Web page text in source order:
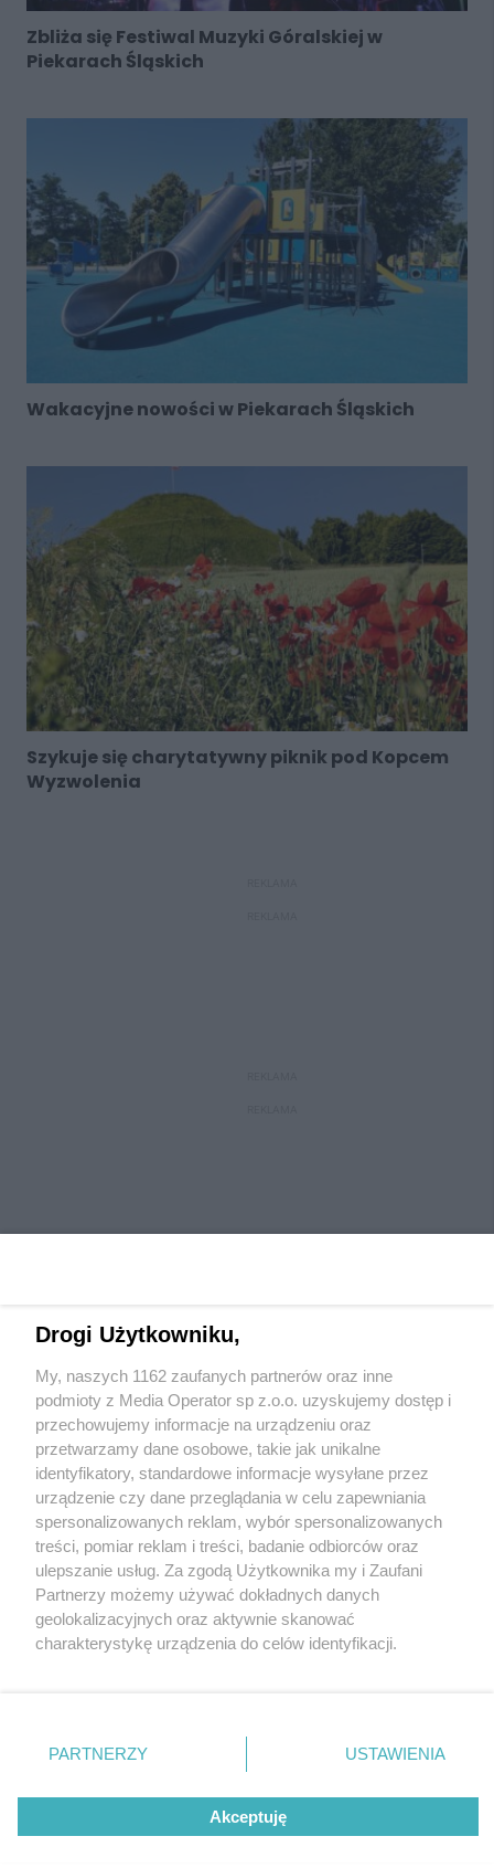
Zbliża się Festiwal Muzyki Góralskiej w
Piekarach Śląskich
Wakacyjne nowości w Piekarach Śląskich
Szykuje się charytatywny piknik pod Kopcem
Wyzwolenia
Wydawca mediówlokalnych
Nie zapomnij
zapoznać się z:
polityką prywatności regulamin korzystania z portali
Twojemiasto
Piekary Śląskie
Chorzów
Tarnowskie Góry
Gliwice
Skontaktuj się z nami
Kontakt
Wydawca
Redakcja
Drogi Użytkowniku,
My, naszych 1162 zaufanych partnerów oraz inne
podmioty z Media Operator sp z.o.o. uzyskujemy dostęp i
przechowujemy informacje na urządzeniu oraz
przetwarzamy dane osobowe, takie jak unikalne
identyfikatory, standardowe informacje wysyłane przez
urządzenie czy dane przeglądania w celu zapewniania
spersonalizowanych reklam, wybór spersonalizowanych
treści, pomiar reklam i treści, badanie odbiorców oraz
ulepszanie usług. Za zgodą Użytkownika my i Zaufani
Partnerzy możemy używać dokładnych danych
geolokalizacyjnych oraz aktywnie skanować
charakterystykę urządzenia do celów identyfikacji.
zmienić/wycofać klikając przycisk ustawień prywatności
znajdujący się w lewym dolnym rogu strony
rodzaje przetwarzania danych nie wymagają zgody
użytkownika, ale masz prawo sprzeciwić się takiemu
przetwarzaniu. Preferencje będą miały zastosowania tylko
PARTNERZY USTAWIENIA
Akceptuję